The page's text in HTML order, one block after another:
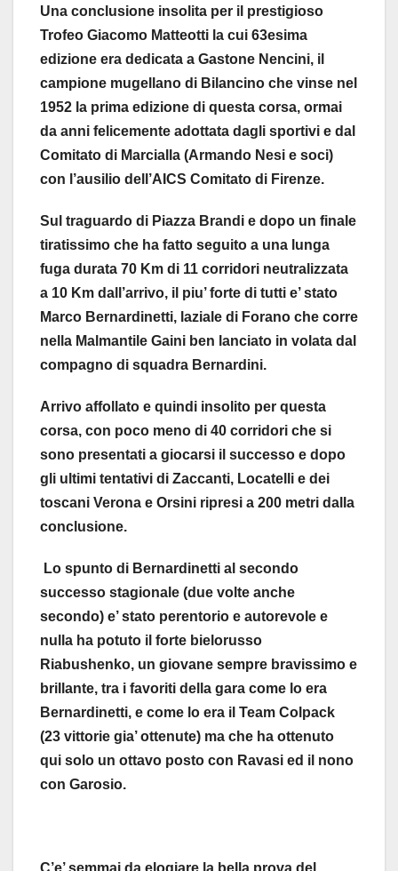
Una conclusione insolita per il prestigioso
Trofeo Giacomo Matteotti la cui 63esima
edizione era dedicata a Gastone Nencini, il
campione mugellano di Bilancino che vinse nel
1952 la prima edizione di questa corsa, ormai
da anni felicemente adottata dagli sportivi e dal
Comitato di Marcialla (Armando Nesi e soci)
con l’ausilio dell’AICS Comitato di Firenze.
Sul traguardo di Piazza Brandi e dopo un finale
tiratissimo che ha fatto seguito a una lunga
fuga durata 70 Km di 11 corridori neutralizzata
a 10 Km dall’arrivo, il piu’ forte di tutti e’ stato
Marco Bernardinetti, laziale di Forano che corre
nella Malmantile Gaini ben lanciato in volata dal
compagno di squadra Bernardini.
Arrivo affollato e quindi insolito per questa
corsa, con poco meno di 40 corridori che si
sono presentati a giocarsi il successo e dopo
gli ultimi tentativi di Zaccanti, Locatelli e dei
toscani Verona e Orsini ripresi a 200 metri dalla
conclusione.
Lo spunto di Bernardinetti al secondo
successo stagionale (due volte anche
secondo) e’ stato perentorio e autorevole e
nulla ha potuto il forte bielorusso
Riabushenko, un giovane sempre bravissimo e
brillante, tra i favoriti della gara come lo era
Bernardinetti, e come lo era il Team Colpack
(23 vittorie gia’ ottenute) ma che ha ottenuto
qui solo un ottavo posto con Ravasi ed il nono
con Garosio.